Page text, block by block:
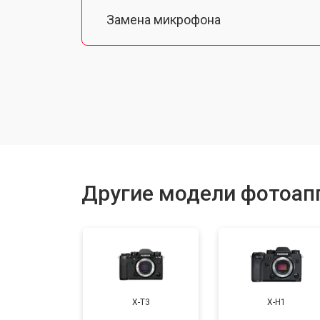
Замена микрофона
Замена CCD/CMOS матрицы
Другие модели
X-T3 X-H1